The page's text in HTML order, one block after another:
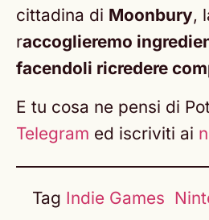
cittadina di Moonbury,
raccoglieremo
facendoli ricredere
E tu cosa ne pensi di
Telegram ed iscriviti ai
Tag Indie Games